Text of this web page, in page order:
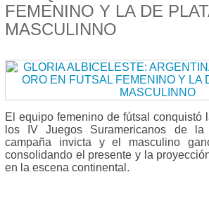
FEMENINO Y LA DE
MASCULINNO
El equipo femenino de fútsal conquistó
los IV Juegos Suramericanos de
campaña invicta y el masculino
consolidando el presente y la
en la escena continental.